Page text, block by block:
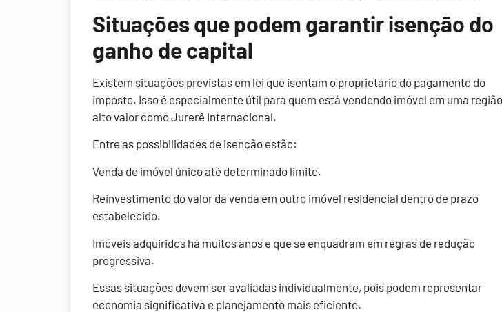
Situações que podem garantir isenção do
ganho de capital
Existem situações previstas em lei que isentam o proprietário do pagamento do
imposto. Isso é especialmente útil para quem está vendendo imóvel em uma
alto valor como Jurerê Internacional.
Entre as possibilidades de isenção estão:
Venda de imóvel único até determinado limite.
Reinvestimento do valor da venda em outro imóvel residencial dentro de prazo
estabelecido.
Imóveis adquiridos há muitos anos e que se enquadram em regras de redução
progressiva.
Essas situações devem ser avaliadas individualmente, pois podem representar
economia significativa e planejamento mais eficiente.